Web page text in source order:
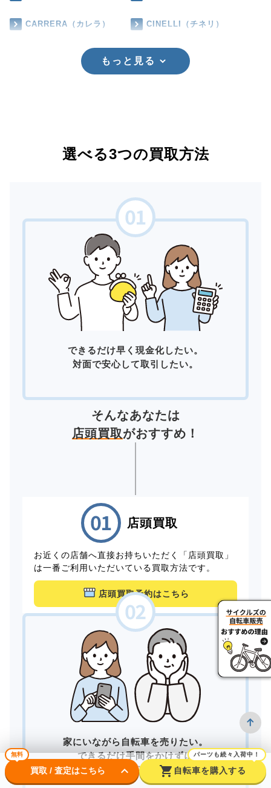
CARRERA（カレラ） CINELLI（チネリ）
もっと見る
選べる3つの買取方法
できるだけ早く現金化したい。
対面で安心して取引したい。
そんなあなたは
店頭買取がおすすめ！
店頭買取
お近くの店舗へ直接お持ちいただく「店頭買取」
は一番ご利用いただいている買取方法です。
店頭買取予約はこちら
家にいながら自転車を売りたい。
できるだけ手間をかけずに
買取してもらいたい。
無料
買取 / 査定はこちら keyboard_arrow_down shopping_cart
パーツも続々入荷中！
自転車を購入する